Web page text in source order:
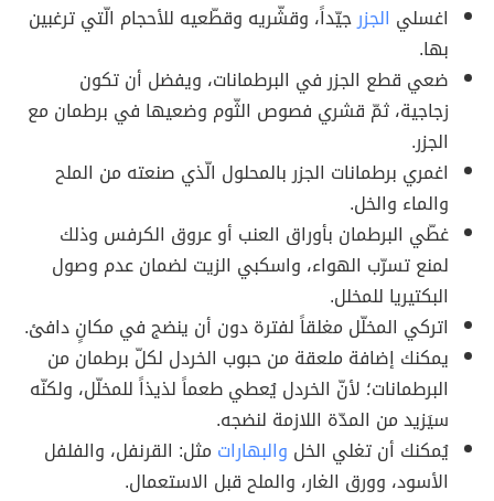
اغسلي الجزرجيّداً، وقشّريه وقطّعيه للأحجام الّتي ترغبين
بها.
ضعي قطع الجزر في البرطمانات، ويفضل أن تكون
زجاجية، ثمّ قشري فصوص الثّوم وضعيها في برطمان مع
الجزر.
اغمري برطمانات الجزر بالمحلول الّذي صنعته من الملح
والماء والخل.
غطّي البرطمان بأوراق العنب أو عروق الكرفس وذلك
لمنع تسرّب الهواء، واسكبي الزيت لضمان عدم وصول
البكتيريا للمخلل.
اتركي المخلّل مغلقاً لفترة دون أن ينضج في مكانٍ دافئ.
يمكنك إضافة ملعقة من حبوب الخردل لكلّ برطمان من
البرطمانات؛ لأنّ الخردل يُعطي طعماً لذيذاً للمخلّل، ولكنّه
سيَزيد من المدّة اللازمة لنضجه.
يُمكنك أن تغلي الخل والبهارات مثل: القرنفل، والفلفل
الأسود، وورق الغار، والملح قبل الاستعمال.